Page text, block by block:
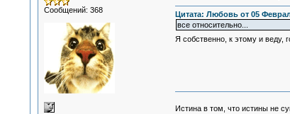
Сообщений: 368
Цитата: Любовь от 05
все относительно...
Я собственно, к этому и веду,
Истина в том, что истины не